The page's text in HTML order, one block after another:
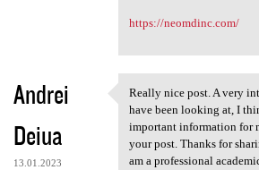
https://neomdinc.com/
Andrei
Deiua
13.01.2023
Really nice post. A
Really nice post. A very
have been looking at, I
important information for
your post. Thanks for
am a professional